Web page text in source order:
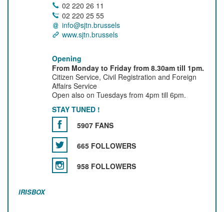
02 220 26 11
02 220 25 55
info@sjtn.brussels
www.sjtn.brussels
Opening
From Monday to Friday from 8.30am till 1pm.
Citizen Service, Civil Registration and Foreign
Affairs Service
Open also on Tuesdays from 4pm till 6pm.
STAY TUNED !
5907 FANS
665 FOLLOWERS
958 FOLLOWERS
IRISBOX